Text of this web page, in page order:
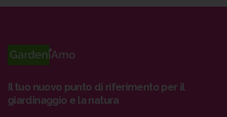
Il tuo nuovo punto di riferimento per il
giardinaggio e la natura